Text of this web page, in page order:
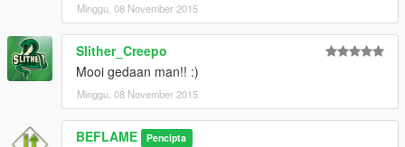
Minggu, 08 November 2015
Slither_Creepo
Mooi gedaan man!! :)
Minggu, 08 November 2015
BEFLAME Pencipta